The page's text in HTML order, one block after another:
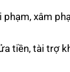
phạm, xâm
tiền, tài trợ